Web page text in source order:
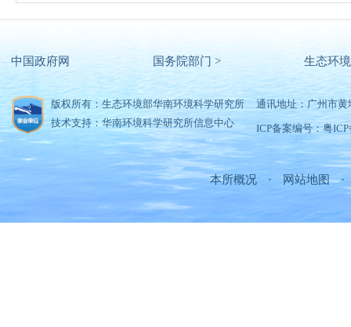
中国政府网 国务院部门 > 生态环
版权所有：生态环境部华南环境科学研究所
技术支持：华南环境科学研究所信息中心
通讯地址：广州市
ICP备案编号：粤
本所概况 · 网站地图 ·